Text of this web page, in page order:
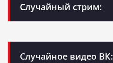
Случайный стрим:
Случайное видео ВК: